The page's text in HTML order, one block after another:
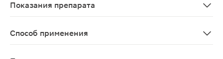
Показания препарата
Способ применения